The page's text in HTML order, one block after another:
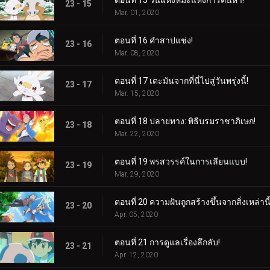
23 - 15
Mar. 01, 2020
23 - 16 ตอนที่ 16 คำสาปแช่ง!
Mar. 08, 2020
23 - 17 ตอนที่ 17 เตะมันจากที่นี่ไปสู่วันพรุ่งนี้!
Mar. 15, 2020
23 - 18 ตอนที่ 18 ปลายทาง: พิธีบรมราชาภิเษก!
Mar. 22, 2020
23 - 19 ตอนที่ 19 พรสวรรค์ในการเลียนแบบ!
Mar. 29, 2020
23 - 20 ตอนที่ 20 ความฝันถูกสร้างขึ้นจากสิ่งเหล่า
Apr. 05, 2020
23 - 21 ตอนที่ 21 การดูแลเรื่องลึกลับ!
Apr. 12, 2020